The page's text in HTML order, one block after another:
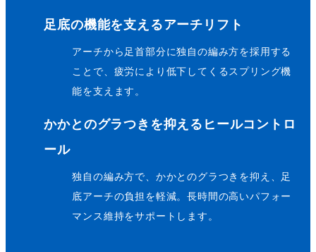
足底の機能を支えるアーチリフト
アーチから足首部分に独自の編み方を採用する
ことで、疲労により低下してくるスプリング機
能を支えます。
かかとのグラつきを抑えるヒールコントロ
ール
独自の編み方で、かかとのグラつきを抑え、足
底アーチの負担を軽減。長時間の高いパフォー
マンス維持をサポートします。